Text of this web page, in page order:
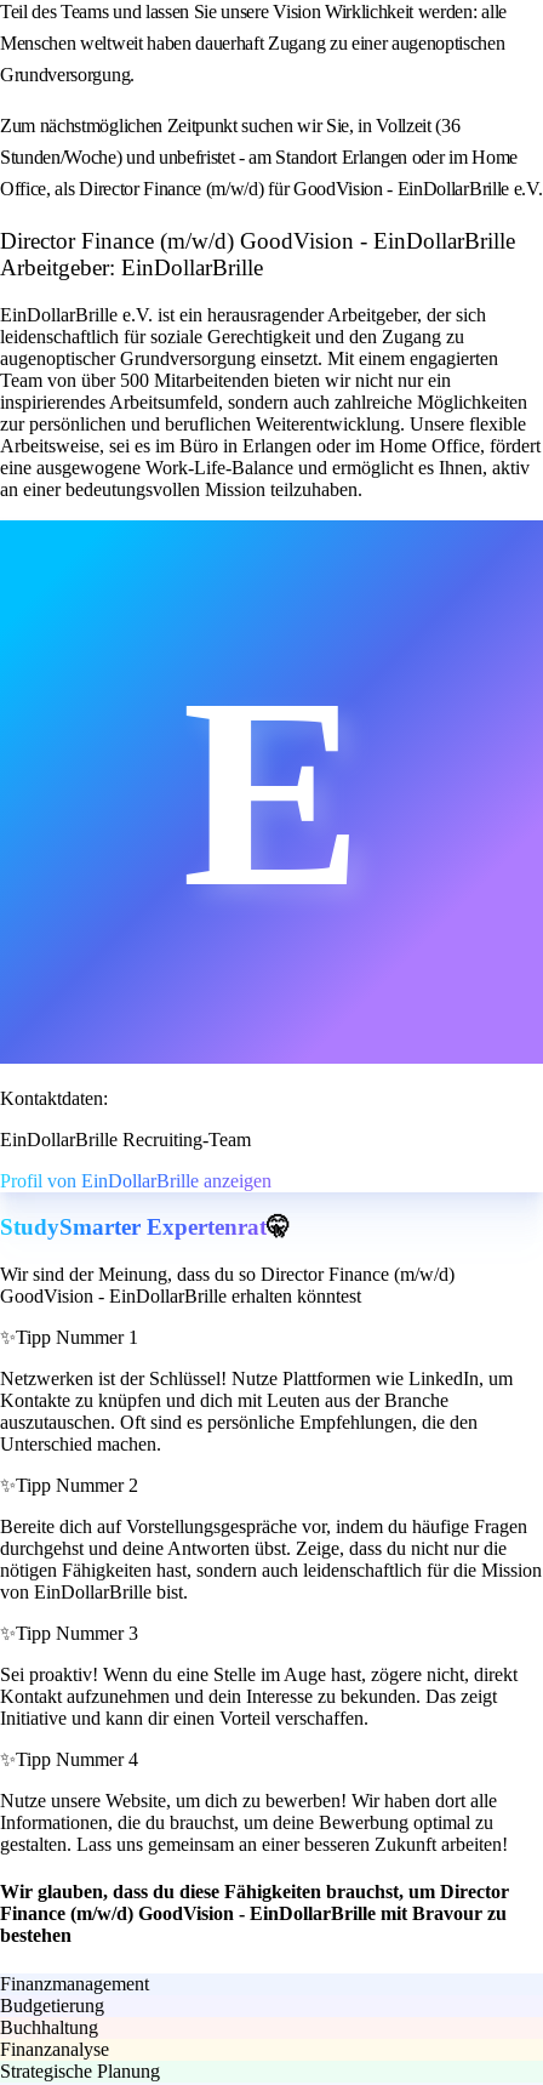
Teil des Teams und lassen Sie unsere Vision Wirklichkeit werden: alle
Menschen weltweit haben dauerhaft Zugang zu einer augenoptischen
Grundversorgung.
Zum nächstmöglichen Zeitpunkt suchen wir Sie, in Vollzeit (36
Stunden/Woche) und unbefristet - am Standort Erlangen oder im Home
Office, als Director Finance (m/w/d) für GoodVision - EinDollarBrille e.V.
Director Finance (m/w/d) GoodVision - EinDollarBrille
Arbeitgeber: EinDollarBrille
EinDollarBrille e.V. ist ein herausragender Arbeitgeber, der sich
leidenschaftlich für soziale Gerechtigkeit und den Zugang zu
augenoptischer Grundversorgung einsetzt. Mit einem engagierten
Team von über 500 Mitarbeitenden bieten wir nicht nur ein
inspirierendes Arbeitsumfeld, sondern auch zahlreiche Möglichkeiten
zur persönlichen und beruflichen Weiterentwicklung. Unsere flexible
Arbeitsweise, sei es im Büro in Erlangen oder im Home Office, fördert
eine ausgewogene Work-Life-Balance und ermöglicht es Ihnen, aktiv
an einer bedeutungsvollen Mission teilzuhaben.
E
Kontaktdaten:
EinDollarBrille Recruiting-Team
Profil von EinDollarBrille anzeigen
StudySmarter Expertenrat🤫
Wir sind der Meinung, dass du so Director Finance (m/w/d)
GoodVision - EinDollarBrille erhalten könntest
✨Tipp Nummer 1
Netzwerken ist der Schlüssel! Nutze Plattformen wie LinkedIn, um
Kontakte zu knüpfen und dich mit Leuten aus der Branche
auszutauschen. Oft sind es persönliche Empfehlungen, die den
Unterschied machen.
✨Tipp Nummer 2
Bereite dich auf Vorstellungsgespräche vor, indem du häufige Fragen
durchgehst und deine Antworten übst. Zeige, dass du nicht nur die
nötigen Fähigkeiten hast, sondern auch leidenschaftlich für die Mission
von EinDollarBrille bist.
✨Tipp Nummer 3
Sei proaktiv! Wenn du eine Stelle im Auge hast, zögere nicht, direkt
Kontakt aufzunehmen und dein Interesse zu bekunden. Das zeigt
Initiative und kann dir einen Vorteil verschaffen.
✨Tipp Nummer 4
Nutze unsere Website, um dich zu bewerben! Wir haben dort alle
Informationen, die du brauchst, um deine Bewerbung optimal zu
gestalten. Lass uns gemeinsam an einer besseren Zukunft arbeiten!
Wir glauben, dass du diese Fähigkeiten brauchst, um Director
Finance (m/w/d) GoodVision - EinDollarBrille mit Bravour zu
bestehen
Finanzmanagement
Budgetierung
Buchhaltung
Finanzanalyse
Strategische Planung